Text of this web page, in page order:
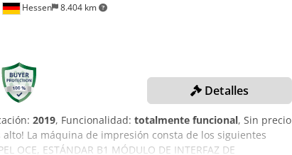
Hessen 8.404 km
Detalles
2019, Funcionalidad: totalmente funcional, Sin precio
La máquina de impresión consta de los siguientes
OCE, ESTÁNDAR B1 MÓDULO DE INTERFAZ DE